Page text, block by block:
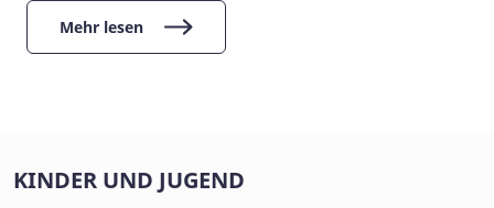
Mehr lesen
KINDER UND JUGEND